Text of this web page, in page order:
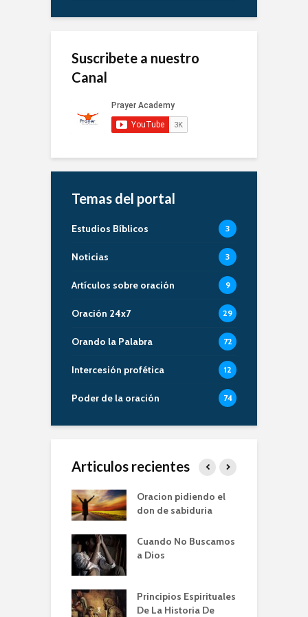
Suscribete a nuestro
Canal
Temas del portal
Estudios Bíblicos 3
Noticias 3
Artículos sobre oración 9
Oración 24x7 29
Orando la Palabra 72
Intercesión profética 12
Poder de la oración 74
Articulos recientes
Oracion pidiendo el
don de sabiduria
Cuando No Buscamos
a Dios
Principios Espirituales
De La Historia De